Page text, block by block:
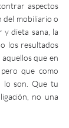
aspectos
del mobiliario o
y dieta sana, la
los resultados
aquellos que en
que como
lo son. Que tu
no una